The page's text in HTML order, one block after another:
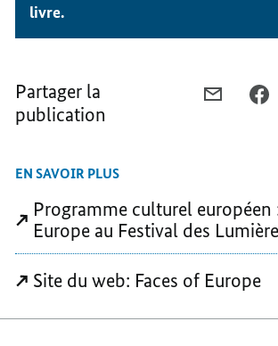
livre.
Partager la
publication
COURRIEL,
VALEURS
PARTAGÉES
EN SAVOIR PLUS
Programme culturel européen
Europe au Festival des
Site du web: Faces of Europe